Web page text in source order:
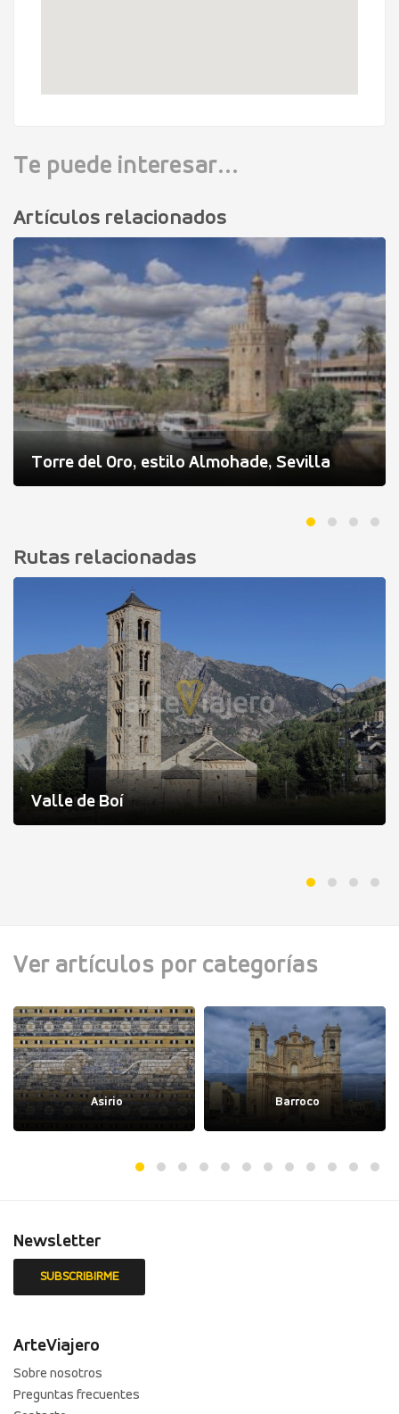
Te puede interesar...
Artículos relacionados
Torre del Oro, estilo Almohade, Sevilla
Rutas relacionadas
Valle de Boí
Ver artículos por categorías
Asirio Barroco
Newsletter
ArteViajero
Sobre nosotros
Preguntas frecuentes